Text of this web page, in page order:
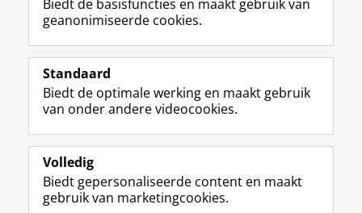
Volg ons op
L
i
k
e
I
-
p
a
Y
o
T
e
k
a
Studiekiezers
Alumni
Over ons
Biedt de basisfuncties en maakt gebruik van
geanonimiseerde cookies.
Standaard
Biedt de optimale werking en maakt gebruik
van onder andere videocookies.
Volledig
Biedt gepersonaliseerde content en maakt
gebruik van marketingcookies.